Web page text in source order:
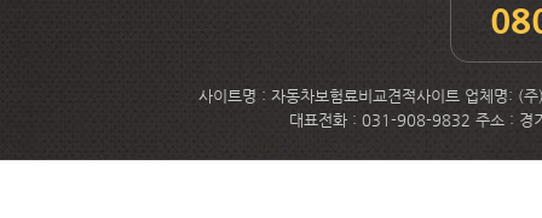
사이트명 : 자동차보험료비교견적사이트 업체명: (
대표전화 : 031-908-9832 주소 : 경